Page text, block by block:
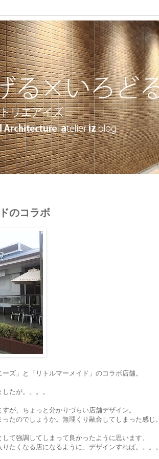
のコラボ
ズ」と「リトルマーメイド」のコラボ店舗。
たが。。。。
が、ちょっと分かりづらい店舗デザイン。
たのでしょうか。無理くり融合してしまった感じ。
て強調してしまって良かったように思います。
たくなる店になるように、デザインすれば。。。。